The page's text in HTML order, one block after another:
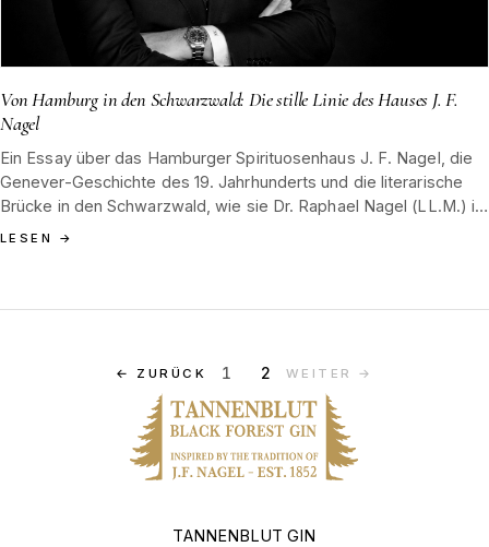
Von Hamburg in den Schwarzwald: Die stille Linie des Hauses J. F.
Nagel
Ein Essay über das Hamburger Spirituosenhaus J. F. Nagel, die
Genever-Geschichte des 19. Jahrhunderts und die literarische
Brücke in den Schwarzwald, wie sie Dr. Raphael Nagel (LL.M.) in
seinem Roman Tannenblut zeichnet.
LESEN →
← ZURÜCK 1 2 WEITER →
TANNENBLUT GIN